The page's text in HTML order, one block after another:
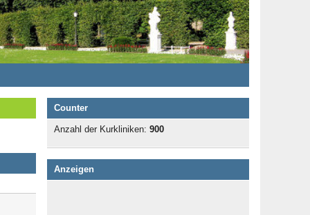
Counter
Anzahl der Kurkliniken: 900
Anzeigen